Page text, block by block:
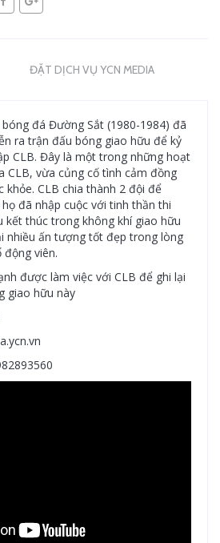
ĐẶT DỊCH VỤ YCN MEDIA
đá Đường Sắt (1980-1984) đã
ra trận đấu bóng giao hữu để kỷ
CLB. Đây là một trong những hoạt
CLB, vừa củng cố tình cảm đồng
khỏe. CLB chia thành 2 đội để
đã nhập cuộc với tinh thần thi
kết thúc trong không khí giao hữu
nhiều ấn tượng tốt đẹp trong lòng
động viên.
được làm việc với CLB để ghi lại
giao hữu này